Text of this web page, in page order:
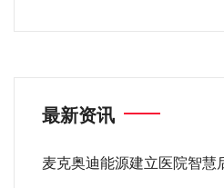
最新资讯
麦克奥迪能源建立医院智慧